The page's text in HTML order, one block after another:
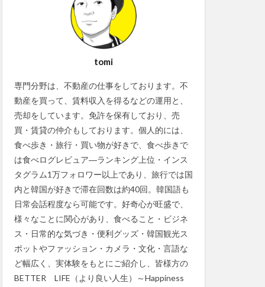
tomi
専門分野は、不動産の仕事をしております。不
動産を買って、賃料収入を得るなどの運用と、
売却をしています。免許を保有しており、売
買・賃貸の仲介もしております。個人的には、
食べ歩き・旅行・買い物が好きで、食べ歩きで
は食べログレビュア―ランキング上位・インス
タグラム1万フォロワー以上であり、旅行では国
内と韓国が好きで滞在回数は約40回。韓国語も
日常会話程度なら可能です。好奇心が旺盛で、
様々なことに関心があり、食べること・ビジネ
ス・日常的な気づき・便利グッズ・韓国観光ス
ポットやファッション・カメラ・文化・言語な
ど幅広く、実体験をもとにご紹介し、皆様方の
BETTER LIFE（より良い人生）～Happiness